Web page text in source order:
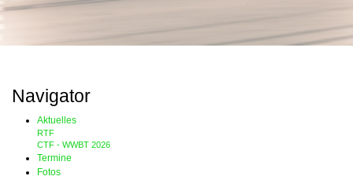
Navigator
Aktuelles
RTF
CTF - WWBT 2026
Termine
Fotos